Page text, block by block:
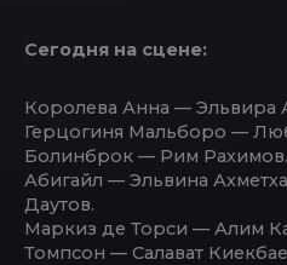
Сегодня на сцене:
Королева Анна — Эльвира
Герцогиня Мальборо —
Болинброк — Рим Рахимов.
Абигайл — Эльвина
Даутов.
Маркиз де Торси — Алим
Томпсон — Салават